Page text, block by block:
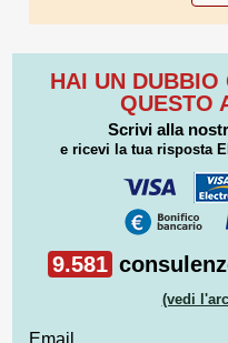
HAI UN DUBBIO
QUESTO
Scrivi alla
e ricevi la tua risposta
9.581
(vedi